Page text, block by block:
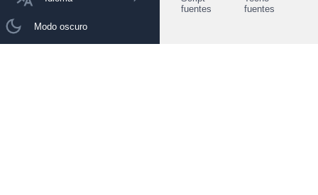
Modo oscuro
fuentes
fuentes